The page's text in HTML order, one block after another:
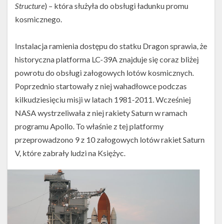
Structure) – która służyła do obsługi ładunku promu
kosmicznego.
Instalacja ramienia dostępu do statku Dragon sprawia, że
historyczna platforma LC-39A znajduje się coraz bliżej
powrotu do obsługi załogowych lotów kosmicznych.
Poprzednio startowały z niej wahadłowce podczas
kilkudziesięciu misji w latach 1981-2011. Wcześniej
NASA wystrzeliwała z niej rakiety Saturn w ramach
programu Apollo. To właśnie z tej platformy
przeprowadzono 9 z 10 załogowych lotów rakiet Saturn
V, które zabrały ludzi na Księżyc.